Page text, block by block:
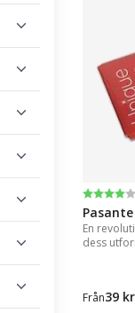
Betyg:
4.0
En
dess
Från39 kr